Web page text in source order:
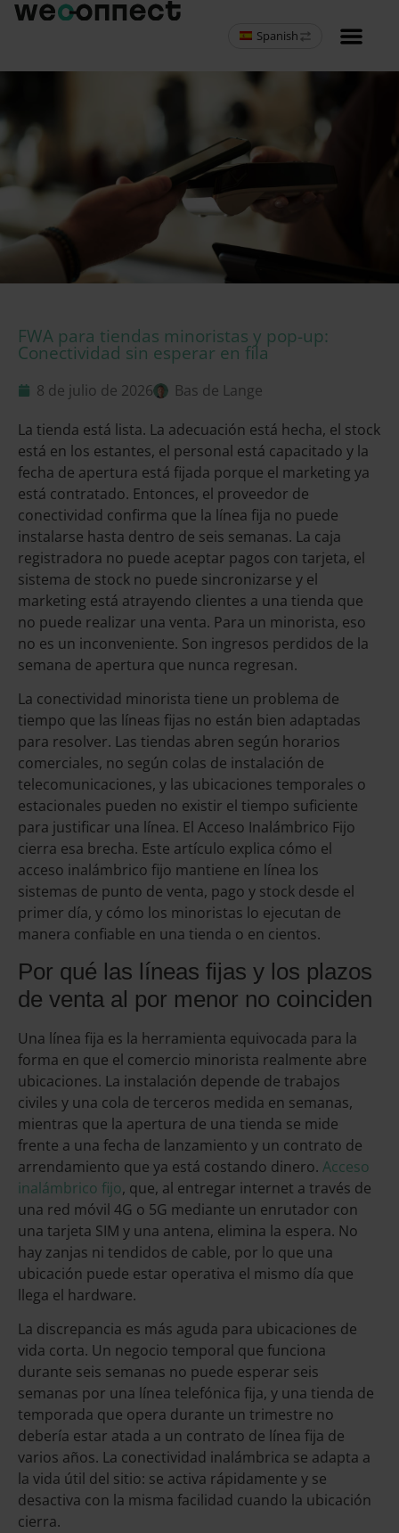
Spanish
FWA para tiendas minoristas y pop-up:
Conectividad sin esperar en fila
8 de julio de 2026
Bas de Lange
La tienda está lista. La adecuación está hecha, el stock
está en los estantes, el personal está capacitado y la
fecha de apertura está fijada porque el marketing ya
está contratado. Entonces, el proveedor de
conectividad confirma que la línea fija no puede
instalarse hasta dentro de seis semanas. La caja
registradora no puede aceptar pagos con tarjeta, el
sistema de stock no puede sincronizarse y el
marketing está atrayendo clientes a una tienda que
no puede realizar una venta. Para un minorista, eso
no es un inconveniente. Son ingresos perdidos de la
semana de apertura que nunca regresan.
La conectividad minorista tiene un problema de
tiempo que las líneas fijas no están bien adaptadas
para resolver. Las tiendas abren según horarios
comerciales, no según colas de instalación de
telecomunicaciones, y las ubicaciones temporales o
estacionales pueden no existir el tiempo suficiente
para justificar una línea. El Acceso Inalámbrico Fijo
cierra esa brecha. Este artículo explica cómo el
acceso inalámbrico fijo mantiene en línea los
sistemas de punto de venta, pago y stock desde el
primer día, y cómo los minoristas lo ejecutan de
manera confiable en una tienda o en cientos.
Por qué las líneas fijas y los plazos
de venta al por menor no coinciden
Una línea fija es la herramienta equivocada para la
forma en que el comercio minorista realmente abre
ubicaciones. La instalación depende de trabajos
civiles y una cola de terceros medida en semanas,
mientras que la apertura de una tienda se mide
frente a una fecha de lanzamiento y un contrato de
arrendamiento que ya está costando dinero. Acceso
inalámbrico fijo, que, al entregar internet a través de
una red móvil 4G o 5G mediante un enrutador con
una tarjeta SIM y una antena, elimina la espera. No
hay zanjas ni tendidos de cable, por lo que una
ubicación puede estar operativa el mismo día que
llega el hardware.
La discrepancia es más aguda para ubicaciones de
vida corta. Un negocio temporal que funciona
durante seis semanas no puede esperar seis
semanas por una línea telefónica fija, y una tienda de
temporada que opera durante un trimestre no
debería estar atada a un contrato de línea fija de
varios años. La conectividad inalámbrica se adapta a
la vida útil del sitio: se activa rápidamente y se
desactiva con la misma facilidad cuando la ubicación
cierra.